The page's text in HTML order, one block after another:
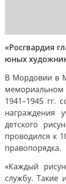
«Росгвардия
юных
В Мордовии в
мемориальном
1941–1945 гг.
награждения
детского
проводился к
правопорядка.
«Каждый
службу. Такие